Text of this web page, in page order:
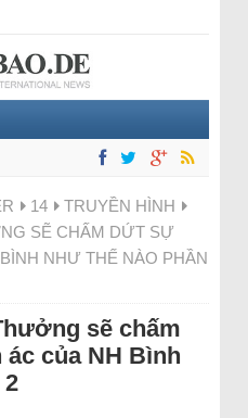
14
TRUYỀN HÌNH
SẼ CHẤM DỨT SỰ
NHƯ THẾ NÀO PHẦN
sẽ chấm
của NH Bình